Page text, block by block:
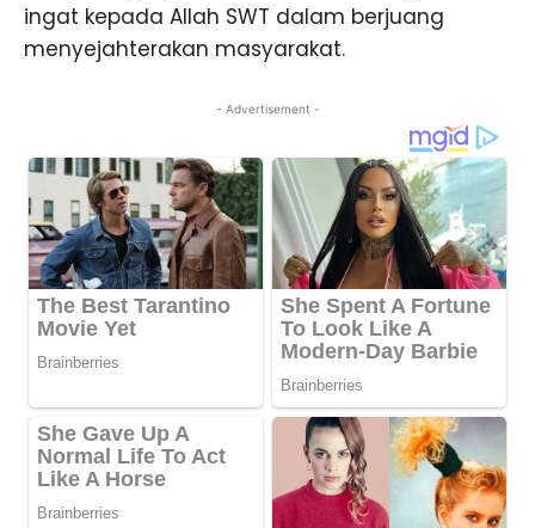
ingat kepada Allah SWT dalam berjuang
menyejahterakan masyarakat.
- Advertisement -